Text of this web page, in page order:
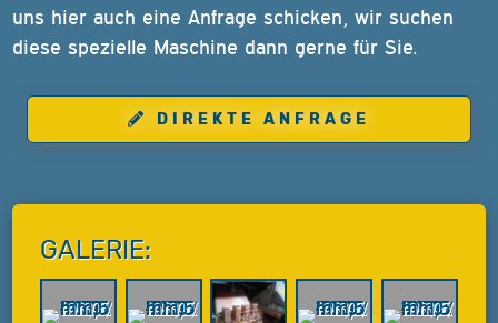
uns hier auch eine Anfrage schicken, wir suchen
diese spezielle Maschine dann gerne für Sie.
DIREKTE ANFRAGE
GALERIE: